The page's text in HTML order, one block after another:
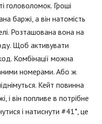
головоломок. Гроші
баржі, а він натомість
Розташована вона на
Щоб активувати
Комбінації можна
номерами. Або ж
Кейт повинна
і він попливе в потрібне
і натиснути #41*, це